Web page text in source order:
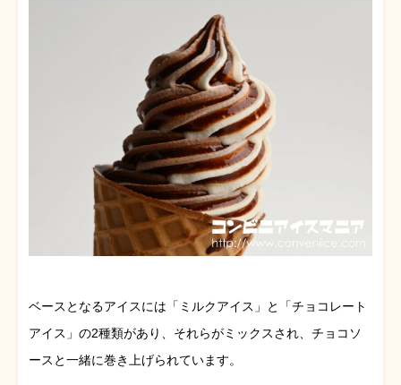
ベースとなるアイスには「ミルクアイス」と「チョコレート
アイス」の2種類があり、それらがミックスされ、チョコソ
ースと一緒に巻き上げられています。